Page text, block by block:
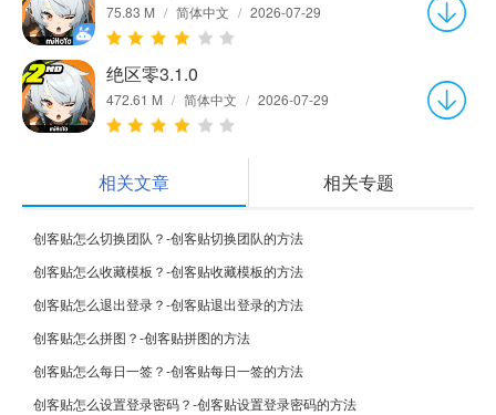
75.83 M / 简体中文 / 2026-07-29
绝区零3.1.0
472.61 M / 简体中文 / 2026-07-29
相关文章 相关专题
创客贴怎么切换团队？-创客贴切换团队的方法
创客贴怎么收藏模板？-创客贴收藏模板的方法
创客贴怎么退出登录？-创客贴退出登录的方法
创客贴怎么拼图？-创客贴拼图的方法
创客贴怎么每日一签？-创客贴每日一签的方法
创客贴怎么设置登录密码？-创客贴设置登录密码的方法